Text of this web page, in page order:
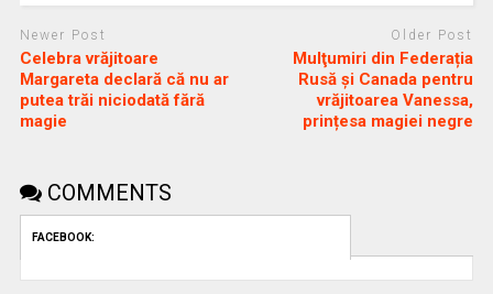
Newer Post
Celebra vrăjitoare
Margareta declară că nu ar
putea trăi niciodată fără
magie
Older Post
Mulţumiri din Federația
Rusă și Canada pentru
vrăjitoarea Vanessa,
prințesa magiei negre
COMMENTS
FACEBOOK: